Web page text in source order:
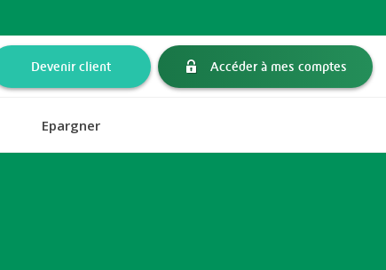
Devenir client Accéder à mes comptes
Epargner